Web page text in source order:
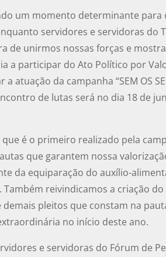
um momento determinante
servidores e servidoras do
de unirmos nossas forças e
a participar do Ato Político por
atuação da campanha “SEM OS
de lutas será no dia 18 de
é o primeiro realizado pela
que garantem nossa
da equiparação do auxílio-
Também reivindicamos a criação
demais pleitos que constam na
no início deste ano.
e servidoras do Fórum de